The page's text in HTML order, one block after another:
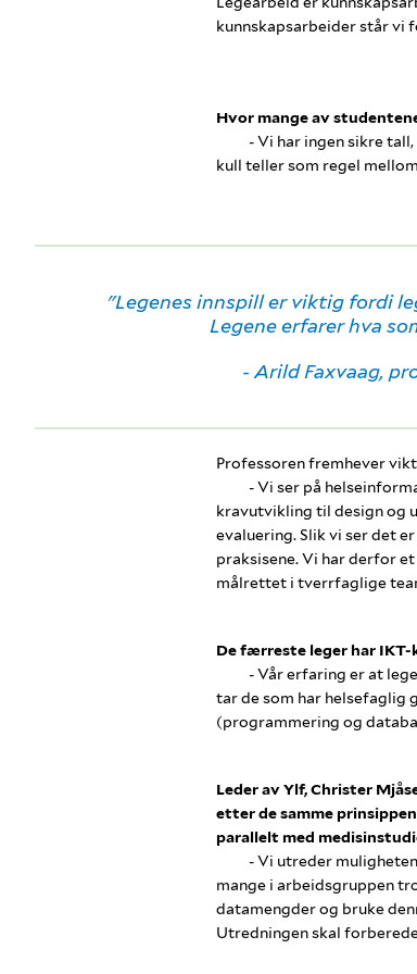
kunnskapsarbeider står vi
Hvor mange av
- Vi har ingen sikre
kull teller som regel
"Legenes innspill er viktig fordi
Legene erfarer hva
- Arild Faxvaag,
Professoren fremhever
- Vi ser på
kravutvikling til design og
evaluering. Slik vi ser det
praksisene. Vi har derfor
målrettet i tverrfaglige
De færreste leger har IKT-
- Vår erfaring er at
tar de som har helsefaglig
(programmering og
Leder av Ylf, Christer
etter de samme
parallelt med
- Vi utreder
mange i arbeidsgruppen
datamengder og bruke
Utredningen skal